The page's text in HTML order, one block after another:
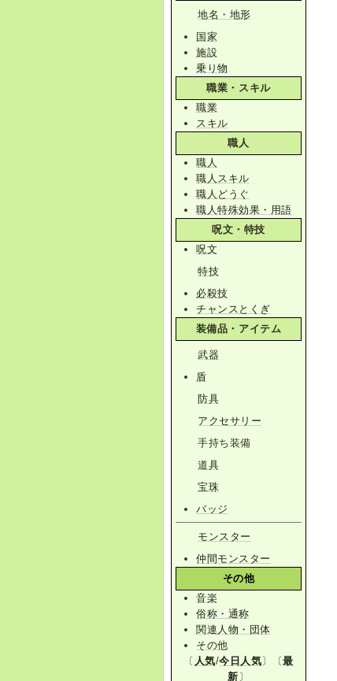
地名・地形
国家
施設
乗り物
職業・スキル
職業
スキル
職人
職人
職人スキル
職人どうぐ
職人特殊効果・用語
呪文・特技
呪文
特技
必殺技
チャンスとくぎ
装備品・アイテム
武器
盾
防具
アクセサリー
手持ち装備
道具
宝珠
バッジ
モンスター
仲間モンスター
その他
音楽
俗称・通称
関連人物・団体
その他
〔 人気/今日人気〕〔最
新 〕